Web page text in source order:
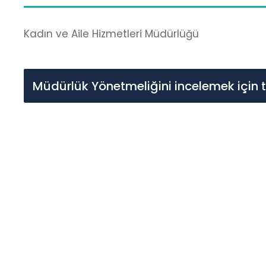
Kadın ve Aile Hizmetleri Müdürlüğü
Müdürlük Yönetmeliğini incelemek için